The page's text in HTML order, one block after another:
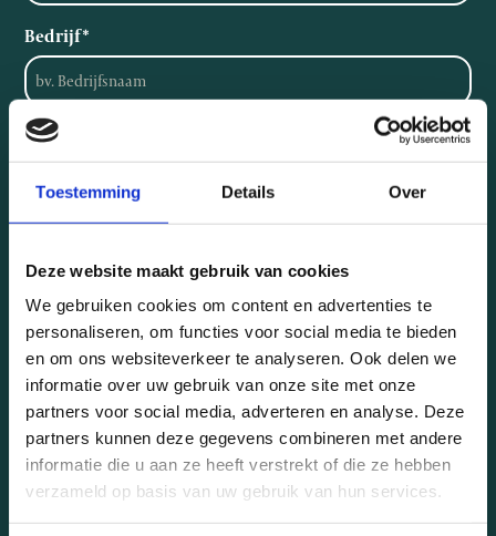
Toestemming Details Over
Deze website maakt gebruik van cookies
We gebruiken cookies om content en advertenties te
personaliseren, om functies voor social media te bieden
en om ons websiteverkeer te analyseren. Ook delen we
informatie over uw gebruik van onze site met onze
partners voor social media, adverteren en analyse. Deze
partners kunnen deze gegevens combineren met andere
informatie die u aan ze heeft verstrekt of die ze hebben
verzameld op basis van uw gebruik van hun services.
Bedrijf*
Aantal werknemers
Ik geef toestemming dat Paycheq bovenstaande gegevens zal verwerken
en bewaren zoals beschreven in deprivacyverklaring.